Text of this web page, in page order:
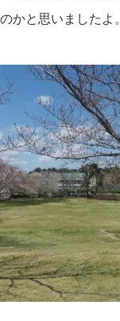
かと思いましたよ。